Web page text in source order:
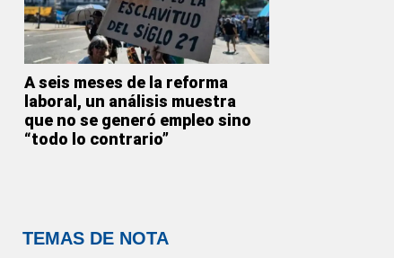
A seis meses de la reforma
laboral, un análisis muestra
que no se generó empleo sino
“todo lo contrario”
TEMAS DE NOTA